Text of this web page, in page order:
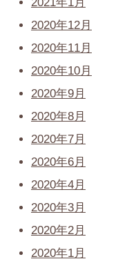
2020年12月
2020年11月
2020年10月
2020年9月
2020年8月
2020年7月
2020年6月
2020年4月
2020年3月
2020年2月
2020年1月